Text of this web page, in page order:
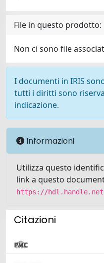
File in questo prodotto:
Non ci sono file
I documenti in IRIS
tutti i diritti sono
indicazione.
Informazioni
Utilizza questo
link a questo
https://hdl.handle.net/
Citazioni